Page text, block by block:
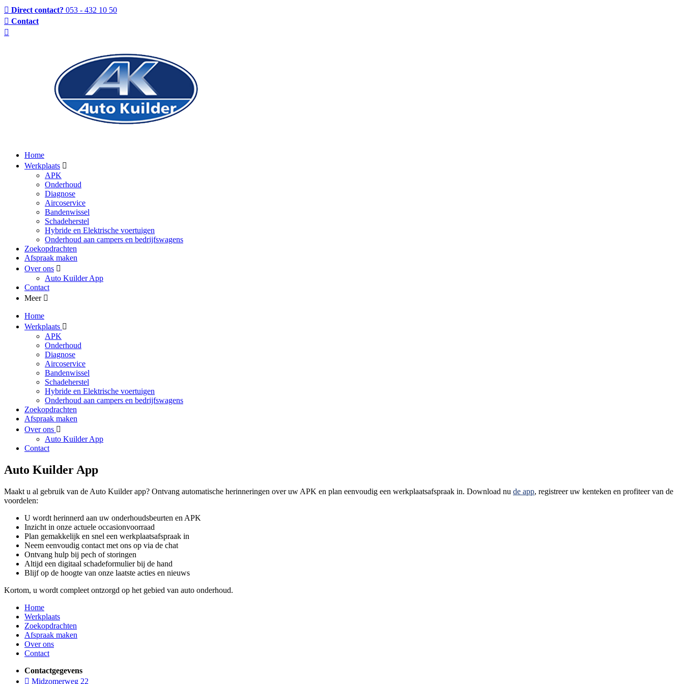
Direct contact? 053 - 432 10 50
Contact
Home
Werkplaats
APK
Onderhoud
Diagnose
Aircoservice
Bandenwissel
Schadeherstel
Hybride en Elektrische voertuigen
Onderhoud aan campers en bedrijfswagens
Zoekopdrachten
Afspraak maken
Over ons
Auto Kuilder App
Contact
Meer
Home
Werkplaats
APK
Onderhoud
Diagnose
Aircoservice
Bandenwissel
Schadeherstel
Hybride en Elektrische voertuigen
Onderhoud aan campers en bedrijfswagens
Zoekopdrachten
Afspraak maken
Over ons
Auto Kuilder App
Contact
Auto Kuilder App
Maakt u al gebruik van de Auto Kuilder app? Ontvang automatische herinneringen over uw APK en plan eenvoudig een werkplaatsafspraak in. Download nu de app, registreer uw kenteken en profiteer van de
voordelen:
U wordt herinnerd aan uw onderhoudsbeurten en APK
Inzicht in onze actuele occasionvoorraad
Plan gemakkelijk en snel een werkplaatsafspraak in
Neem eenvoudig contact met ons op via de chat
Ontvang hulp bij pech of storingen
Altijd een digitaal schadeformulier bij de hand
Blijf op de hoogte van onze laatste acties en nieuws
Kortom, u wordt compleet ontzorgd op het gebied van auto onderhoud.
Home
Werkplaats
Zoekopdrachten
Afspraak maken
Over ons
Contact
Contactgegevens
Midzomerweg 22